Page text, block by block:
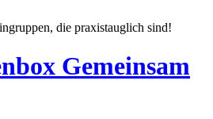
die praxistauglich sind!
Gemeinsam